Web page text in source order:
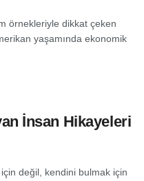
örnekleriyle dikkat çeken
yaşamında ekonomik
İnsan Hikayeleri
değil, kendini bulmak için